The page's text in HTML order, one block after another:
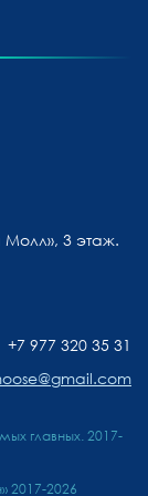
3 этаж.
+7 977 320 35 31
главных. 2017-
2017-2026